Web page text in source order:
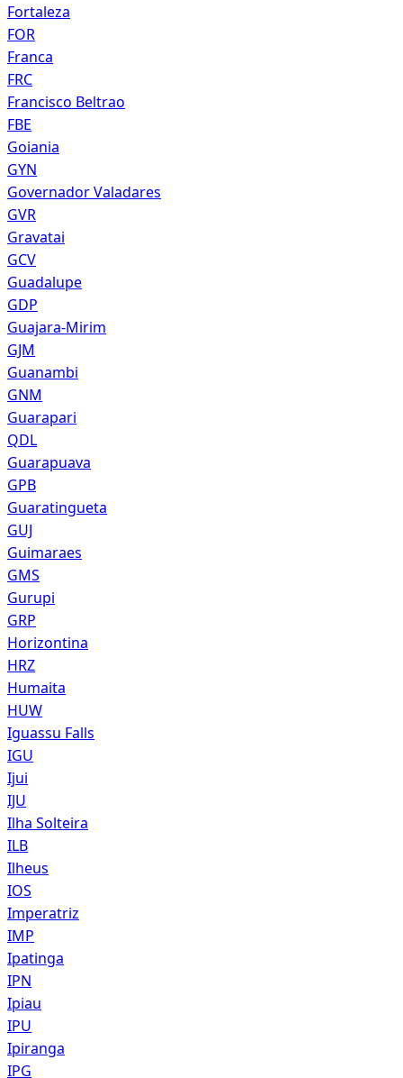
Fortaleza
FOR
Franca
FRC
Francisco Beltrao
FBE
Goiania
GYN
Governador Valadares
GVR
Gravatai
GCV
Guadalupe
GDP
Guajara-Mirim
GJM
Guanambi
GNM
Guarapari
QDL
Guarapuava
GPB
Guaratingueta
GUJ
Guimaraes
GMS
Gurupi
GRP
Horizontina
HRZ
Humaita
HUW
Iguassu Falls
IGU
Ijui
IJU
Ilha Solteira
ILB
Ilheus
IOS
Imperatriz
IMP
Ipatinga
IPN
Ipiau
IPU
Ipiranga
IPG